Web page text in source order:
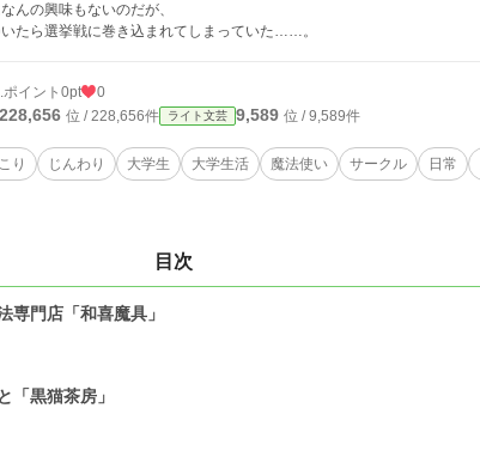
んの興味もないのだが、
たら選挙戦に巻き込まれてしまっていた……。
イント 0pt 0
228,656 位 / 228,656件 ライト文芸 9,589 位 / 9,589件
り じんわり 大学生 大学生活 魔法使い サークル 日常
目次
専門店「和喜魔具」
「黒猫茶房」